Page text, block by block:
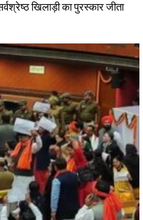
खिलाड़ी का पुरस्कार जीता